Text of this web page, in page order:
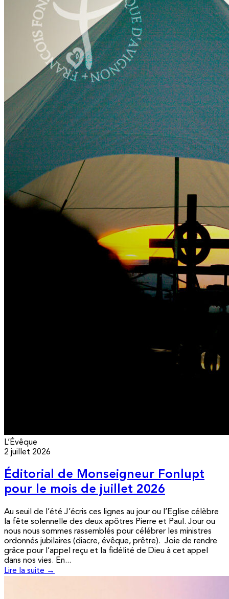
L’Évêque
2 juillet 2026
Éditorial de Monseigneur Fonlupt
pour le mois de juillet 2026
Au seuil de l’été J’écris ces lignes au jour ou l’Eglise célèbre
la fête solennelle des deux apôtres Pierre et Paul. Jour ou
nous nous sommes rassemblés pour célébrer les ministres
ordonnés jubilaires (diacre, évêque, prêtre). Joie de rendre
grâce pour l’appel reçu et la fidélité de Dieu à cet appel
dans nos vies. En...
Lire la suite →